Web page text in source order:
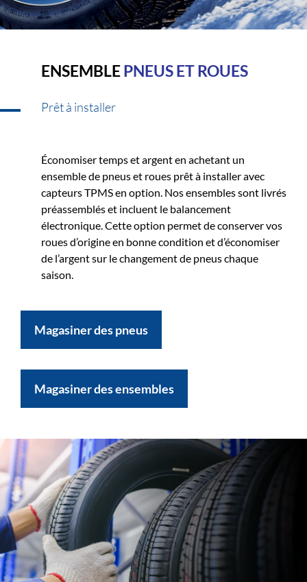
ENSEMBLEPNEUS ET ROUES
Prêt à installer
Économiser temps et argent en achetant un
ensemble de pneus et roues prêt à installer avec
capteurs TPMS en option. Nos ensembles sont livrés
préassemblés et incluent le balancement
électronique. Cette option permet de conserver vos
roues d’origine en bonne condition et d’économiser
de l’argent sur le changement de pneus chaque
saison.
Magasiner des pneus
Magasiner des ensembles